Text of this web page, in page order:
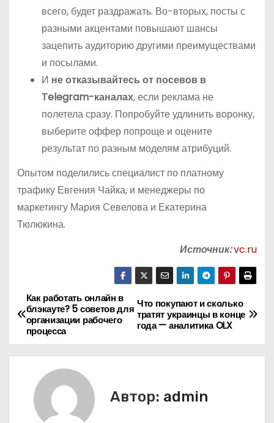
всего, будет раздражать. Во-вторых, посты с
разными акцентами повышают шансы
зацепить аудиторию другими преимуществами
и посылами.
И не отказывайтесь от посевов в
Telegram-каналах, если реклама не
полетела сразу. Попробуйте удлинить воронку,
выберите оффер попроще и оцените
результат по разным моделям атрибуций.
Опытом поделились специалист по платному
трафику Евгения Чайка, и менеджеры по
маркетингу Мария Севелова и Екатерина
Тюлюкина.
Источник:vc.ru
Н
а
в
Что покупают и сколько
тратят украинцы в конце
года — аналитика OLX
Как работать онлайн в
блэкауте? 5 советов для
организации рабочего
процесса
Автор: admin